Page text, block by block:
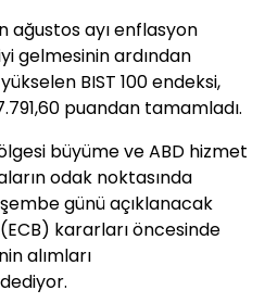
ağustos ayı enflasyon
gelmesinin ardından
BIST 100 endeksi,
puandan tamamladı.
büyüme ve ABD hizmet
odak noktasında
günü açıklanacak
kararları öncesinde
alımları